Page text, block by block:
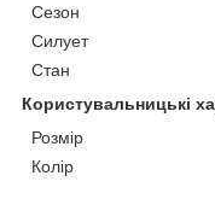
Сезон
Силует
Стан
Користувальницькі
Розмір
Колір